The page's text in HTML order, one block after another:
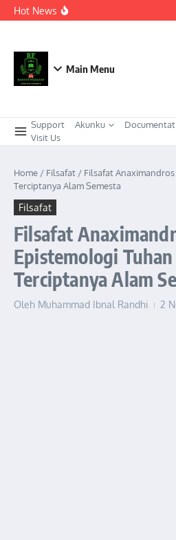
Lewati ke konten
Hot News
STRATEGI ADAPTIF
Berkeadaban: Refleksi
Kelangkaan Solar
Main Menu
Support Akunku
Visit Us
Home / Filsafat / Filsafat
Terciptanya Alam Semesta
Filsafat
Filsafat
Epistemologi
Terciptanya Alam
Oleh Muhammad Ibnal Randhi 2